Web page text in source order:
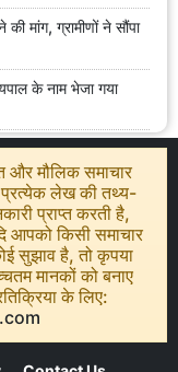
मांग, ग्रामीणों ने सौंपा
के नाम भेजा गया
और मौलिक समाचार
प्रत्येक लेख की तथ्य-
प्राप्त करती है,
आपको किसी समाचार
सुझाव है, तो कृपया
मानकों को बनाए
के लिए: